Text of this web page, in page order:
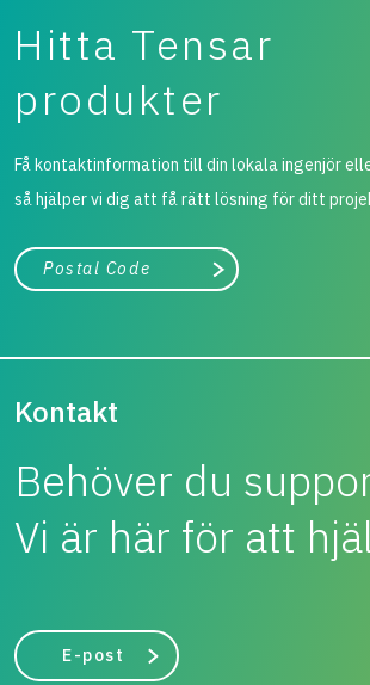
Hitta Tensar
produkter
Få kontaktinformation till din lokala ingenjör
så hjälper vi dig att få rätt lösning för ditt
Stad, land
Påbörja sökning
Kontakt
Behöver du
Vi är här för att
E-post